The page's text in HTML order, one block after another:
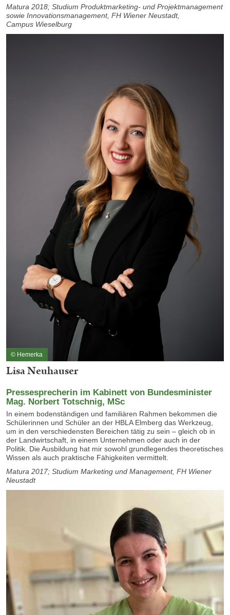
Matura 2018; Studium Produktmarketing- und Projektmanagement
sowie Innovationsmanagement, FH Wiener Neustadt,
Campus Wieselburg
© Hemerka
Lisa Neuhauser
Pressesprecherin im Kabinett von Bundesminister
Mag. Norbert Totschnig, MSc
In einem bodenständigen und familiären Rahmen bekommen die
Schülerinnen und Schüler an der HBLA Elmberg das Werkzeug,
um in den verschiedensten Bereichen tätig zu sein – gleich ob in
der Landwirtschaft, in einem Unternehmen oder auch in der
Politik. Die Ausbildung hat mir sowohl grundlegendes theoretisches
Wissen als auch praktische Fähigkeiten vermittelt.
Matura 2017; Studium Marketing und Management, FH Wiener
Neustadt